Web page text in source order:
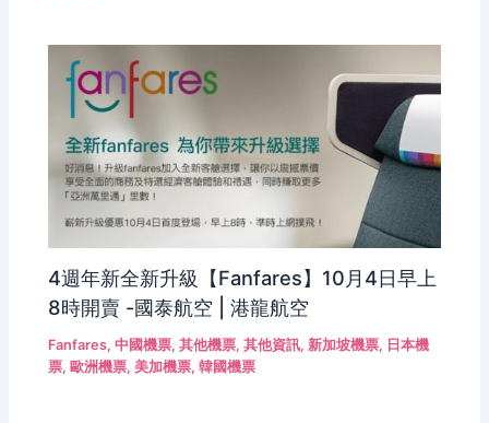
4週年新全新升級【Fanfares】10月4日早上
8時開賣 -國泰航空 | 港龍航空
Fanfares,中國機票,其他機票,其他資訊,新加坡機票, 日本機
票, 歐洲機票,美加機票,韓國機票